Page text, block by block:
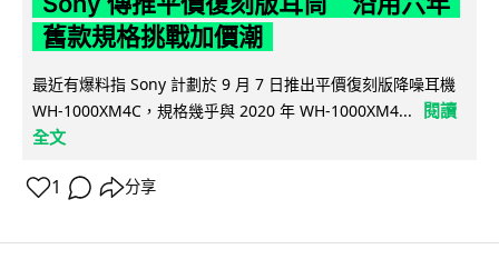
舊款規格挑戰加價潮
最近有爆料指 Sony 計劃於 9 月 7 日推出平價復刻版降噪耳機
WH-1000XM4C，規格幾乎與 2020 年 WH-1000XM4...
閱讀
全文
1 分享